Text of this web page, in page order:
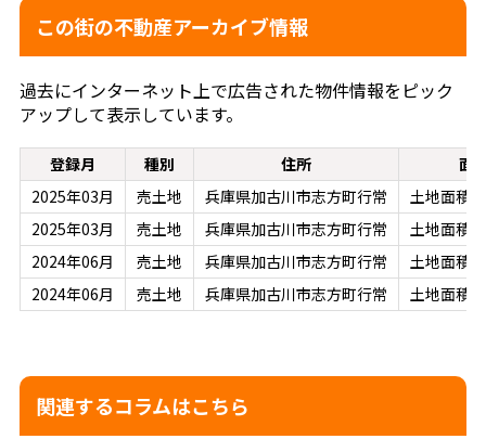
この街の不動産アーカイブ情報
過去にインターネット上で広告された物件情報をピック
アップして表示しています。
登録月 種別 住所
面
2025年03月
売土地 兵庫県加古川市志方町行常
土地面積
2025年03月
売土地 兵庫県加古川市志方町行常
土地面積
2024年06月
売土地 兵庫県加古川市志方町行常
土地面積
2024年06月
売土地 兵庫県加古川市志方町行常 土地面積
関連するコラムはこちら